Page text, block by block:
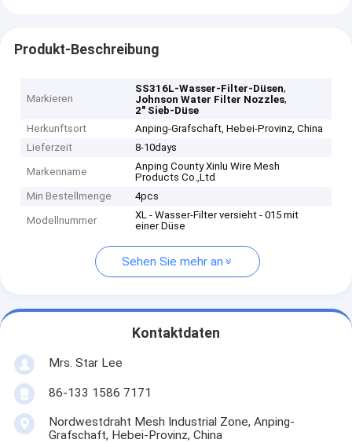
Produkt-Beschreibung
Markieren
SS316L-Wasser-Filter-Düsen,
Johnson Water Filter Nozzles,
2" Sieb-Düse
Herkunftsort
Anping-Grafschaft, Hebei-Provinz, China
Lieferzeit
8-10days
Markenname
Anping County Xinlu Wire Mesh
Products Co.,Ltd
Min Bestellmenge
4pcs
Modellnummer
XL - Wasser-Filter versieht - 015 mit
einer Düse
Sehen Sie mehr an
Kontaktdaten
Mrs. Star Lee
86-133 1586 7171
Nordwestdraht Mesh Industrial Zone, Anping-
Grafschaft, Hebei-Provinz, China